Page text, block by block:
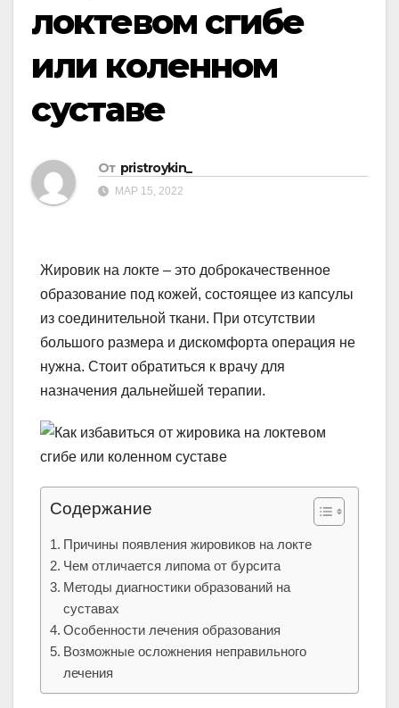
локтевом сгибе
или коленном
суставе
От pristroykin_
МАР 15, 2022
Жировик на локте – это доброкачественное
образование под кожей, состоящее из капсулы
из соединительной ткани. При отсутствии
большого размера и дискомфорта операция не
нужна. Стоит обратиться к врачу для
назначения дальнейшей терапии.
Содержание
Причины появления жировиков на локте
Чем отличается липома от бурсита
Методы диагностики образований на
суставах
Особенности лечения образования
Возможные осложнения неправильного
лечения